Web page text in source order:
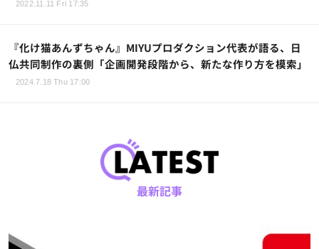
2022.11.11 Fri 17:35
『化け猫あんずちゃん』MIYUプロダクション代表が語る、日
仏共同制作の裏側「企画開発段階から、新たな作り方を模索」
2024.7.18 Thu 17:00
最新記事